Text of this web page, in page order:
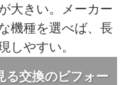
大きい。メーカー
機種を選べば、長
しやすい。
る交換のビフォー